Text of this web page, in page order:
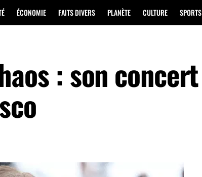
ÉCONOMIE FAITS DIVERS PLANÈTE CULTURE SPORTS
: son concert